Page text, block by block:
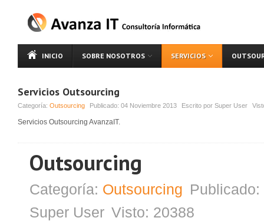
INICIO SOBRE NOSOTROS SERVICIOS
Servicios Outsourcing
Categoría: Outsourcing Publicado: 04 Noviembre 2013 Escrito por Super User
Servicios Outsourcing AvanzaIT.
Outsourcing
Categoría: Outsourcing Publicado:
Super User Visto: 20388